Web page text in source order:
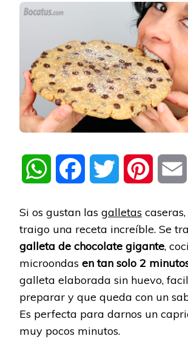
WhatsAppFacebook Twitter Pinterest
Si os gustan las galletas
traigo una receta increíble. Se
galleta de chocolate gigante,
microondas en tan solo 2
galleta elaborada sin huevo,
preparar y que queda con un
Es perfecta para darnos un
muy pocos minutos.